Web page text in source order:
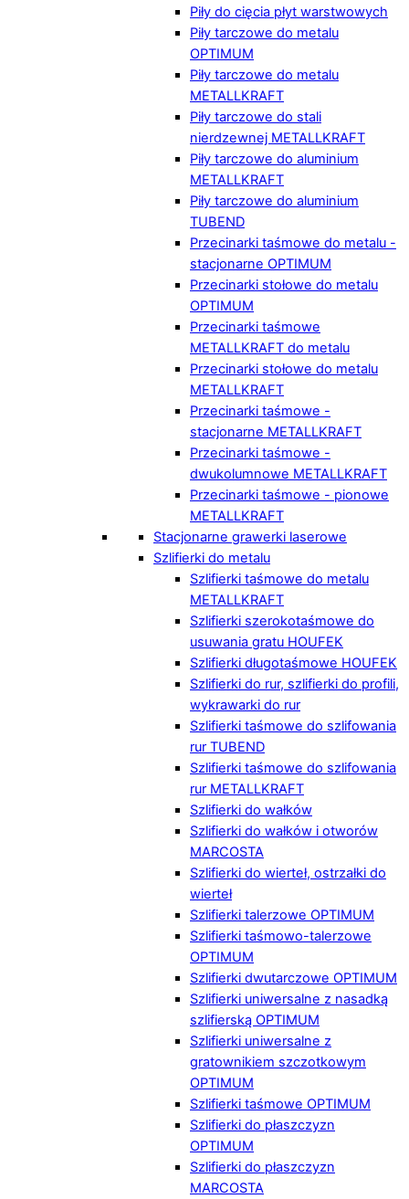
Piły do cięcia płyt warstwowych
Piły tarczowe do metalu
OPTIMUM
Piły tarczowe do metalu
METALLKRAFT
Piły tarczowe do stali
nierdzewnej METALLKRAFT
Piły tarczowe do aluminium
METALLKRAFT
Piły tarczowe do aluminium
TUBEND
Przecinarki taśmowe do metalu -
stacjonarne OPTIMUM
Przecinarki stołowe do metalu
OPTIMUM
Przecinarki taśmowe
METALLKRAFT do metalu
Przecinarki stołowe do metalu
METALLKRAFT
Przecinarki taśmowe -
stacjonarne METALLKRAFT
Przecinarki taśmowe -
dwukolumnowe METALLKRAFT
Przecinarki taśmowe - pionowe
METALLKRAFT
Stacjonarne grawerki laserowe
Szlifierki do metalu
Szlifierki taśmowe do metalu
METALLKRAFT
Szlifierki szerokotaśmowe do
usuwania gratu HOUFEK
Szlifierki długotaśmowe HOUFEK
Szlifierki do rur, szlifierki do profili,
wykrawarki do rur
Szlifierki taśmowe do szlifowania
rur TUBEND
Szlifierki taśmowe do szlifowania
rur METALLKRAFT
Szlifierki do wałków
Szlifierki do wałków i otworów
MARCOSTA
Szlifierki do wierteł, ostrzałki do
wierteł
Szlifierki talerzowe OPTIMUM
Szlifierki taśmowo-talerzowe
OPTIMUM
Szlifierki dwutarczowe OPTIMUM
Szlifierki uniwersalne z nasadką
szlifierską OPTIMUM
Szlifierki uniwersalne z
gratownikiem szczotkowym
OPTIMUM
Szlifierki taśmowe OPTIMUM
Szlifierki do płaszczyzn
OPTIMUM
Szlifierki do płaszczyzn
MARCOSTA